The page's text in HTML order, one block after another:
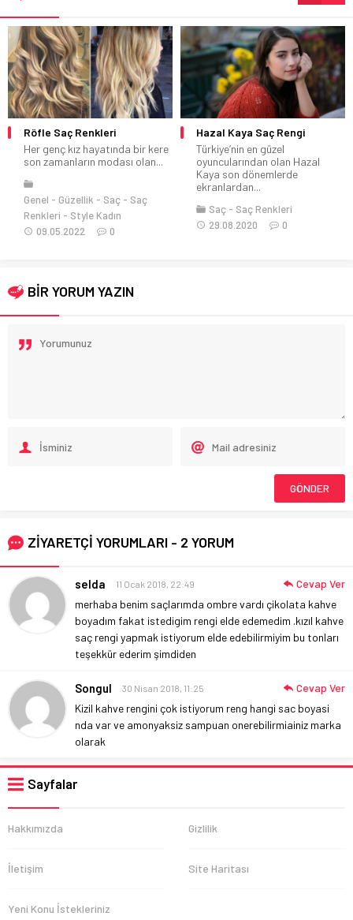
Röfle Saç Renkleri
Her genç kız hayatında bir kere
son zamanların modası olan...
Genel Güzellik Saç
Saç
Renkleri
Style Kadın
09.05.2022
0
Hazal Kaya Saç Rengi
Türkiye’nin en güzel
oyuncularından olan Hazal
Kaya son dönemlerde
ekranlardan...
Saç
Saç Renkleri
29.08.2020
0
BİR YORUM YAZIN
ZİYARETÇİ YORUMLARI - 2 YORUM
selda 11 Ocak 2018, 22:49
merhaba benim saçlarımda ombre vardı çikolata kahve
boyadım fakat istedigim rengi elde edemedim .kızıl kahve
saç rengi yapmak istiyorum elde edebilirmiyim bu tonları
teşekkür ederim şimdiden
Cevap Ver
Songul 30 Nisan 2018, 11:25
Kizil kahve rengini çok istiyorum reng hangi sac boyasi
nda var ve amonyaksiz sampuan onerebilirmiainiz marka
olarak
Cevap Ver
Sayfalar
Hakkımızda Gizlilik
İletişim Site Haritası
Yeni Konu İstekleriniz